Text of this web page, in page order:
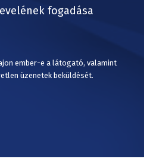
fogadása
ember-e a látogató, valamint
üzenetek beküldését.